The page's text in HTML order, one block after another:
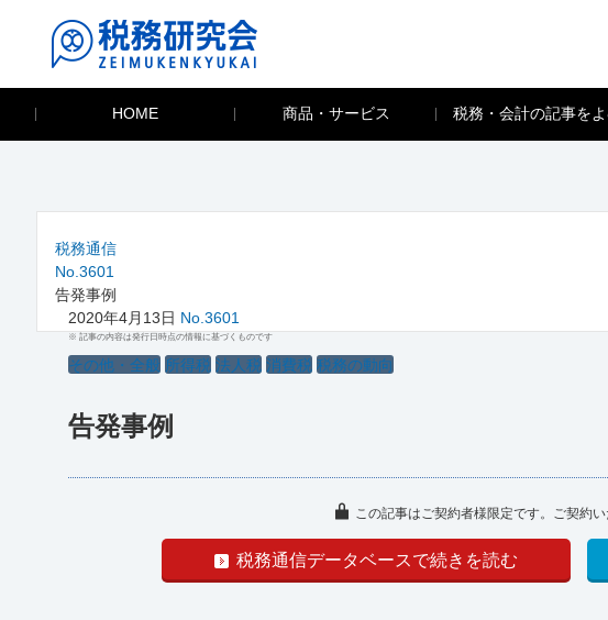
HOME 商品・サービス 税務・会計の記事を
税務通信
No.3601
告発事例
2020年4月13日 No.3601
※ 記事の内容は発行日時点の情報に基づくものです
その他・全般 所得税 法人税 消費税 税務の動向
告発事例
この記事はご契約者様限定です。ご契約
税務通信データベースで続きを読む